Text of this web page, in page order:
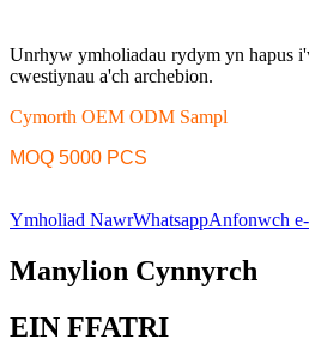
Unrhyw ymholiadau rydym yn hapus
cwestiynau a'ch archebion.
Cymorth OEM ODM Sampl
MOQ 5000 PCS
Ymholiad NawrWhatsappAnfonwch
Manylion Cynnyrch
EIN FFATRI